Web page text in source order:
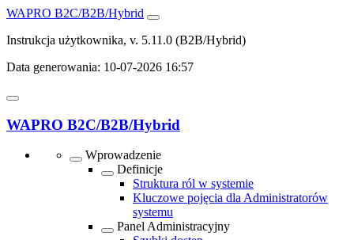
WAPRO B2C/B2B/Hybrid
Instrukcja użytkownika, v. 5.11.0 (B2B/Hybrid)
Data generowania: 10-07-2026 16:57
WAPRO B2C/B2B/Hybrid
Wprowadzenie
Definicje
Struktura ról w systemie
Kluczowe pojęcia dla Administratorów
systemu
Panel Administracyjny